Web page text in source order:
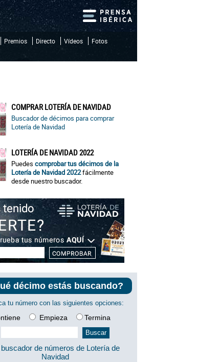
Premios Directo Vídeos
Fotos
COMPRAR LOTERÍA DE NAVIDAD
Buscador de décimos para comprar
Lotería de Navidad
LOTERÍA DE NAVIDAD 2022
Puedes comprobar tus décimos de la
Lotería de Navidad 2022fácilmente
desde nuestro buscador.
décimo estás buscando?
tu número con las siguientes opciones:
Empieza Termina
buscador de números de Lotería de
Navidad